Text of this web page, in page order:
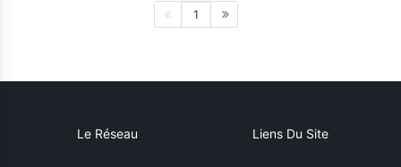
1
Le Réseau Liens Du Site